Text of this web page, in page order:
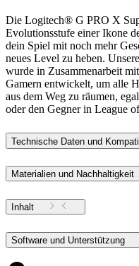
Die Logitech® G PRO X
Evolutionsstufe einer Ikone
dein Spiel mit noch mehr
neues Level zu heben.
wurde in Zusammenarbeit
Gamern entwickelt, um alle
aus dem Weg zu räumen,
oder den Gegner in League
Technische Daten und
Materialien und Nachhaltigkeit
Inhalt
Software und Unterstützung